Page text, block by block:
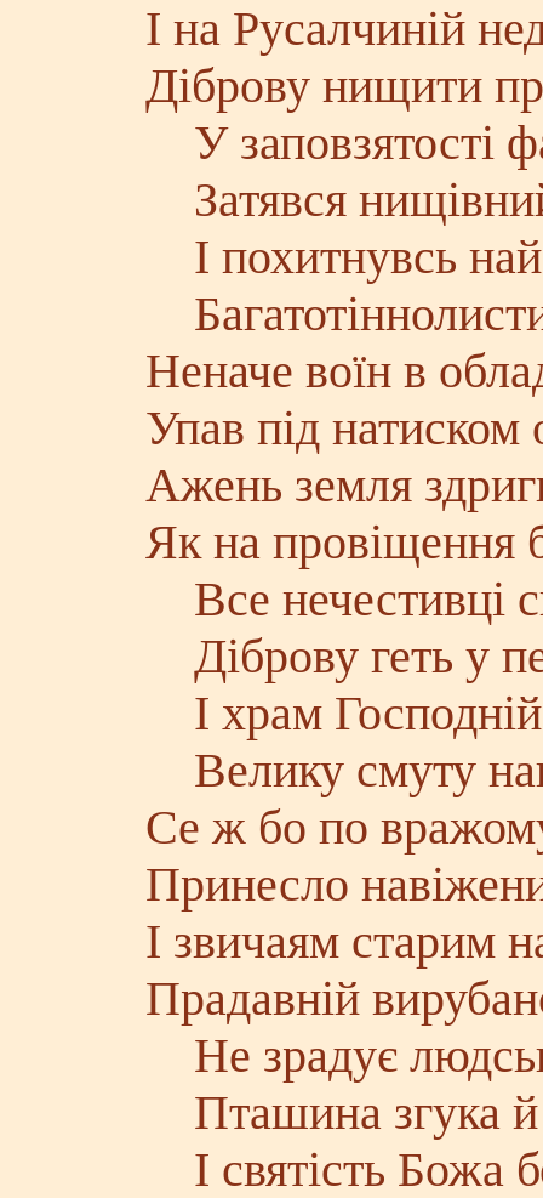
І на Русалчиній
Діброву нищити
У заповзятості
Затявся
І похитнувсь
Неначе воїн в
Упав під натиском
Ажень земля
Як на провіщення
Все нечестивці
Діброву геть у
І храм
Велику смуту
Се ж бо по
Принесло
І звичаям старим
Прадавній
Не зрадує
Пташина згука й
І святість Божа